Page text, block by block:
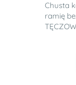
Chusta
ramię